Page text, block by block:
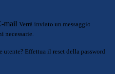
mail Verrà inviato un messaggio
necessarie.
utente? Effettua il reset della password